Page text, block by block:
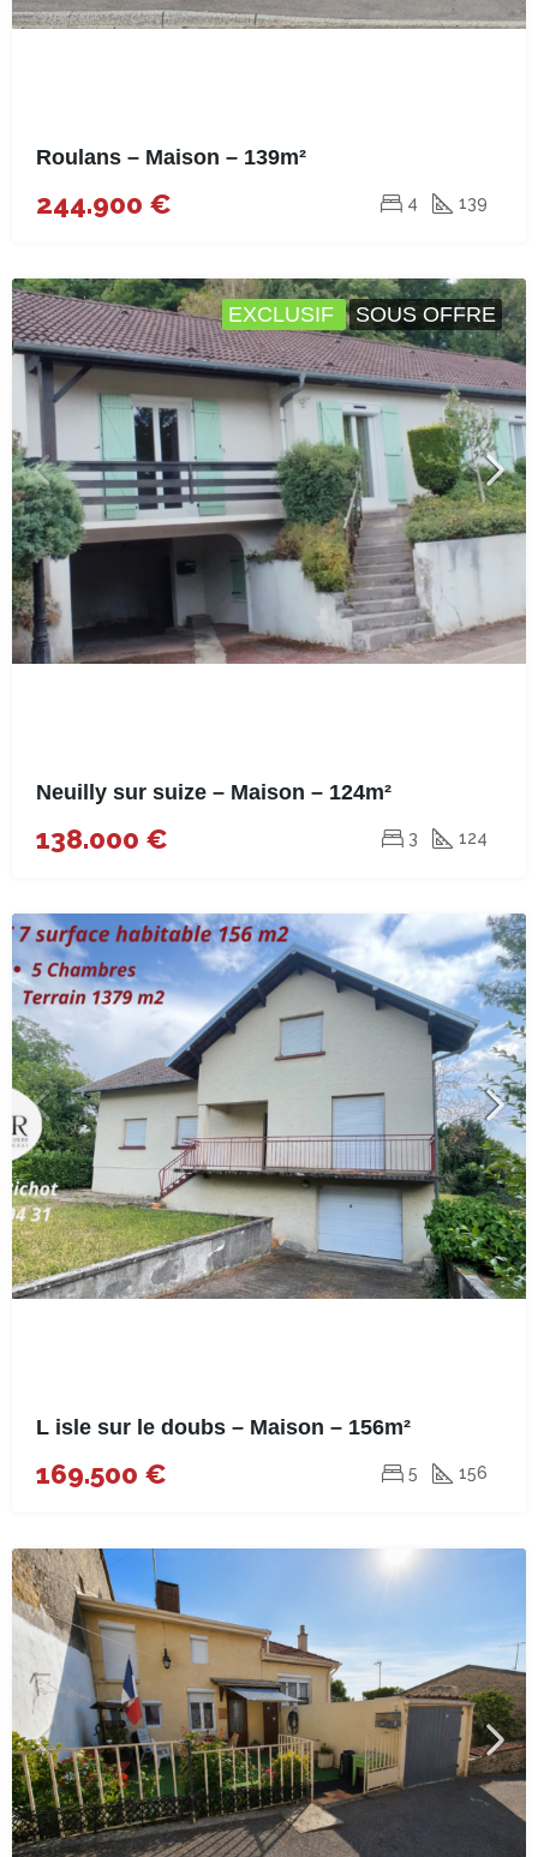
Roulans – Maison – 139m²
244.900 € 4 139
EXCLUSIF SOUS OFFRE
Neuilly sur suize – Maison – 124m²
138.000 € 3 124
L isle sur le doubs – Maison – 156m²
169.500 € 5 156